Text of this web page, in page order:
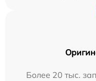
Более 20 тыс.